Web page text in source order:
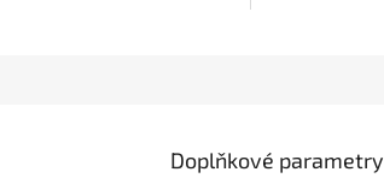
Doplňkové parametry